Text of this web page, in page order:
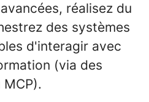
réalisez du
des systèmes
d'interagir avec
(via des